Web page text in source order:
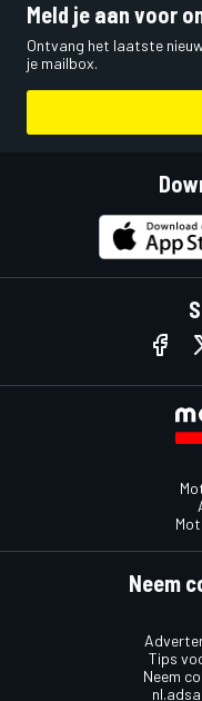
Meld je aan voor
Ontvang het laatste
je mailbox.
Neem
Tips
Neem